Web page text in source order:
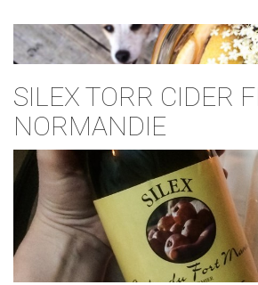
SILEX TORR CIDER
NORMANDIE